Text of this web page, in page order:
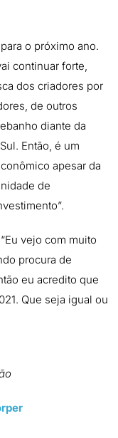
o próximo ano.
continuar forte,
dos criadores por
de outros
diante da
Então, é um
apesar da
de
vejo com muito
procura de
eu acredito que
Que seja igual ou